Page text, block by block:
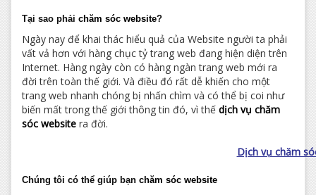
Tại sao phải chăm sóc website?
Ngày nay để khai thác hiểu quả của Website người ta phải
vất vả hơn với hàng chục tỷ trang web đang hiện diện trên
Internet. Hàng ngày còn có hàng ngàn trang web mới ra
đời trên toàn thế giới. Và điều đó rất dễ khiến cho một
trang web nhanh chóng bị nhấn chìm và có thể bị coi như
biến mất trong thế giới thông tin đó, vì thế dịch vụ chăm
sóc website ra đời.
Dịch vụ chăm
Chúng tôi có thể giúp bạn chăm sóc website